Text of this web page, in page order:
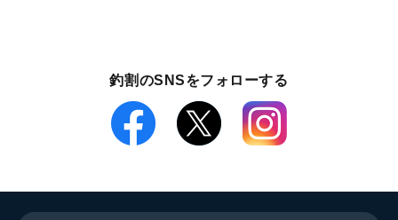
釣割のSNSをフォローする